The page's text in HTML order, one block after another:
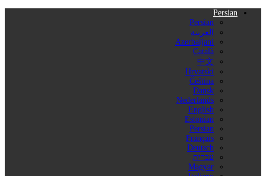
Persian
Persian
العربية
Azerbaijani
Català
中文
Hrvatski
Čeština
Dansk
Nederlands
English
Estonian
Persian
Français
Deutsch
עברית
Magyar